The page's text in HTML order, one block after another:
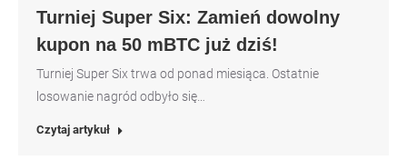
Turniej Super Six: Zamień dowolny
kupon na 50 mBTC już dziś!
Turniej Super Six trwa od ponad miesiąca. Ostatnie
losowanie nagród odbyło się…
Czytaj artykuł